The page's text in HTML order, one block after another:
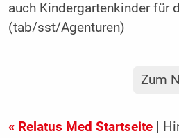
auch Kindergartenkinder für
(tab/sst/Agenturen)
Zum
« Relatus Med Startseite|